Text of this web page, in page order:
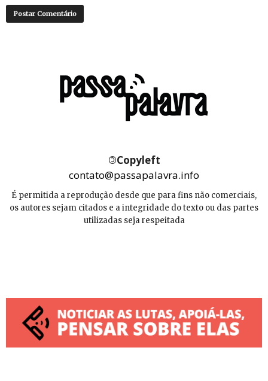
©Copyleft
contato@passapalavra.info
É permitida a reprodução desde que para fins não comerciais,
os autores sejam citados e a integridade do texto ou das partes
utilizadas seja respeitada